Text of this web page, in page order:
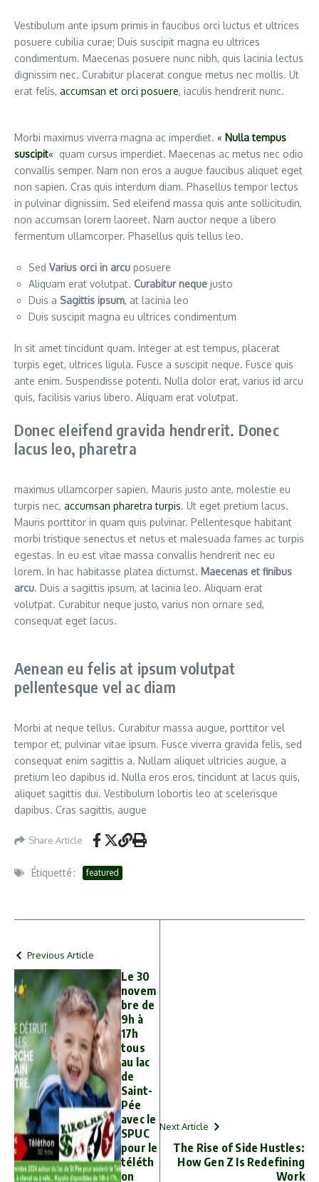
Vestibulum ante ipsum primis in faucibus orci luctus et ultrices
posuere cubilia curae; Duis suscipit magna eu ultrices
condimentum. Maecenas posuere nunc nibh, quis lacinia lectus
dignissim nec. Curabitur placerat congue metus nec mollis. Ut
erat felis, accumsan et orci posuere, iaculis hendrerit nunc.
Morbi maximus viverra magna ac imperdiet. « Nulla tempus
suscipit« quam cursus imperdiet. Maecenas ac metus nec odio
convallis semper. Nam non eros a augue faucibus aliquet eget
non sapien. Cras quis interdum diam. Phasellus tempor lectus
in pulvinar dignissim. Sed eleifend massa quis ante sollicitudin,
non accumsan lorem laoreet. Nam auctor neque a libero
fermentum ullamcorper. Phasellus quis tellus leo.
Sed Varius orci in arcu posuere
Aliquam erat volutpat. Curabitur neque justo
Duis a Sagittis ipsum, at lacinia leo
Duis suscipit magna eu ultrices condimentum
In sit amet tincidunt quam. Integer at est tempus, placerat
turpis eget, ultrices ligula. Fusce a suscipit neque. Fusce quis
ante enim. Suspendisse potenti. Nulla dolor erat, varius id arcu
quis, facilisis varius libero. Aliquam erat volutpat.
Donec eleifend gravida hendrerit. Donec
lacus leo, pharetra
maximus ullamcorper sapien. Mauris justo ante, molestie eu
turpis nec, accumsan pharetra turpis. Ut eget pretium lacus.
Mauris porttitor in quam quis pulvinar. Pellentesque habitant
morbi tristique senectus et netus et malesuada fames ac turpis
egestas. In eu est vitae massa convallis hendrerit nec eu
lorem. In hac habitasse platea dictumst. Maecenas et finibus
arcu. Duis a sagittis ipsum, at lacinia leo. Aliquam erat
volutpat. Curabitur neque justo, varius non ornare sed,
consequat eget lacus.
Aenean eu felis at ipsum volutpat
pellentesque vel ac diam
Morbi at neque tellus. Curabitur massa augue, porttitor vel
tempor et, pulvinar vitae ipsum. Fusce viverra gravida felis, sed
consequat enim sagittis a. Nullam aliquet ultricies augue, a
pretium leo dapibus id. Nulla eros eros, tincidunt at lacus quis,
aliquet sagittis dui. Vestibulum lobortis leo at scelerisque
dapibus. Cras sagittis, augue
Share Article
Étiquetté : featured
Previous Article
Le 30
novem
bre de
9h à
17h
tous
au lac
de
Saint-
Pée
avec le
SPUC
pour le
téléth
on
Next Article
The Rise of Side Hustles:
How Gen Z Is Redefining
Work